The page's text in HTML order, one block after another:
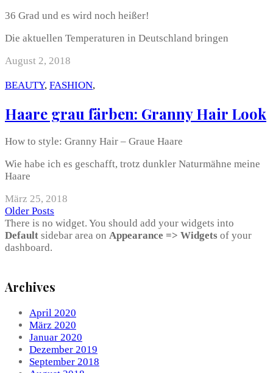
36 Grad und es wird noch heißer!
Die aktuellen Temperaturen in Deutschland bringen
August 2, 2018
BEAUTY, FASHION,
Haare grau färben: Granny Hair Look
How to style: Granny Hair – Graue Haare
Wie habe ich es geschafft, trotz dunkler Naturmähne meine
Haare
März 25, 2018
Older Posts
There is no widget. You should add your widgets into
Default sidebar area on Appearance => Widgets of your
dashboard.
Archives
April 2020
März 2020
Januar 2020
Dezember 2019
September 2018